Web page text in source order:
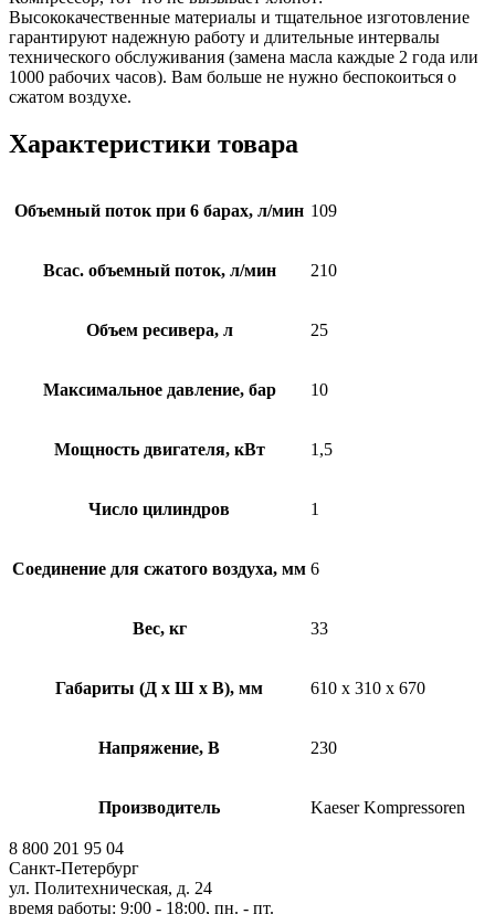
Высококачественные материалы и тщательное изготовление
гарантируют надежную работу и длительные интервалы
технического обслуживания (замена масла каждые 2 года или
1000 рабочих часов). Вам больше не нужно беспокоиться о
сжатом воздухе.
Характеристики товара
Объемный поток при 6 барах, л/мин 109
Всас. объемный поток, л/мин 210
Объем ресивера, л 25
Максимальное давление, бар 10
Мощность двигателя, кВт 1,5
Число цилиндров 1
Соединение для сжатого воздуха, мм 6
Вес, кг 33
Габариты (Д х Ш х В), мм 610 x 310 x 670
Напряжение, В 230
Производитель Kaeser Kompressoren
8 800 201 95 04
Санкт-Петербург
ул. Политехническая, д. 24
время работы: 9:00 - 18:00, пн. - пт.